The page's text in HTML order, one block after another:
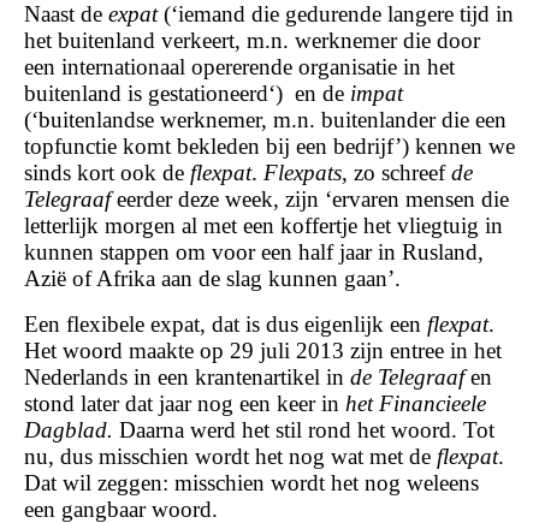
Naast de expat(‘iemand die gedurende langere tijd in
het buitenland verkeert, m.n. werknemer die door
een internationaal opererende organisatie in het
buitenland is gestationeerd‘) en de impat
(‘buitenlandse werknemer, m.n. buitenlander die een
topfunctie komt bekleden bij een bedrijf’) kennen we
sinds kort ook de flexpat. Flexpats, zo schreefde
Telegraafeerder deze week, zijn ‘ervaren mensen die
letterlijk morgen al met een koffertje het vliegtuig in
kunnen stappen om voor een half jaar in Rusland,
Azië of Afrika aan de slag kunnen gaan’.
Een flexibele expat, dat is dus eigenlijk een flexpat.
Het woord maakte op 29 juli 2013 zijn entree in het
Nederlands in een krantenartikel in de Telegraafen
stond later dat jaar nog een keer in het Financieele
Dagblad. Daarna werd het stil rond het woord. Tot
nu, dus misschien wordt het nog wat met de flexpat.
Dat wil zeggen: misschien wordt het nog weleens
een gangbaar woord.